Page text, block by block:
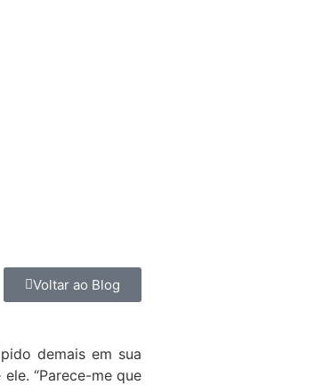
Voltar ao Blog
demais em sua
“Parece-me que